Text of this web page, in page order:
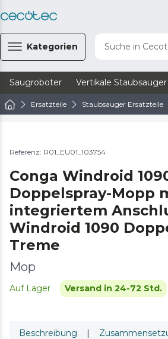
Kategorien Suche in
Saugroboter Vertikale Staubsauger
Ersatzteile Staubsauger Ersatzteile
Referenz: R01_EU01_103754
Conga Windroid
Doppelspray-Mopp
integriertem
Windroid 1090
Treme
Mop
Auf Lager Versand in 24-72 Std.
Beschreibung |